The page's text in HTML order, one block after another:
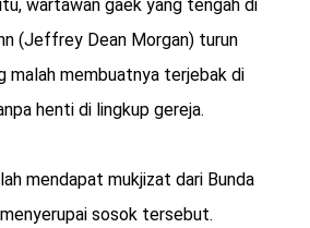
wartawan gaek yang tengah di
(Jeffrey Dean Morgan) turun
malah membuatnya terjebak di
henti di lingkup gereja.
mendapat mukjizat dari Bunda
sosok tersebut.